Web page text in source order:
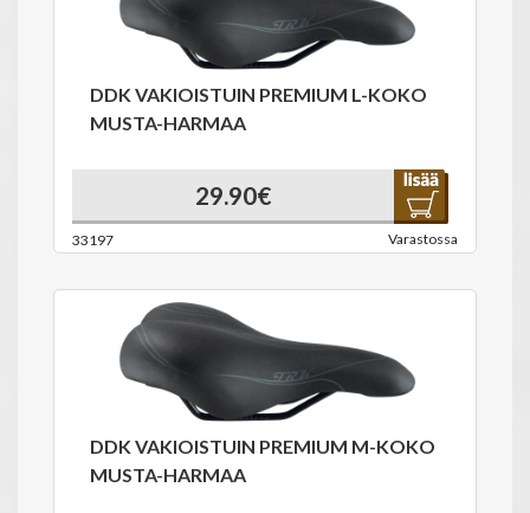
DDK VAKIOISTUIN PREMIUM L-KOKO
MUSTA-HARMAA
29.90€
33197 Varastossa
DDK VAKIOISTUIN PREMIUM M-KOKO
MUSTA-HARMAA